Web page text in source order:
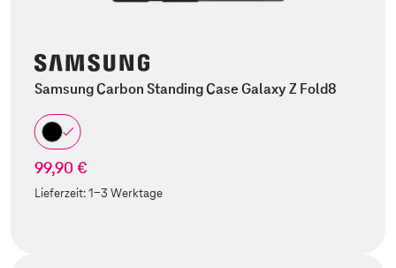
Samsung Carbon Standing Case Galaxy Z Fold8
99,90 €
Lieferzeit:1-3 Werktage